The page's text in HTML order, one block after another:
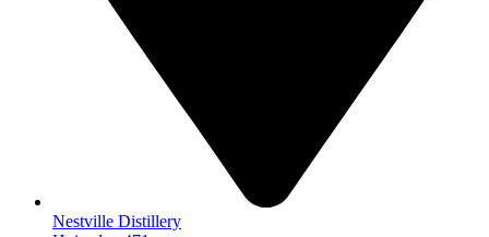
Nestville Distillery